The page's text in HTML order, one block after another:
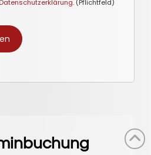
. (Pflichtfeld)